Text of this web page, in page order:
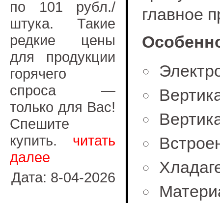
по 101 рубл./
штука. Такие
редкие цены
для продукции
горячего
спроса —
только для Вас!
Спешите
купить. читать
далее
Дата: 8-04-2026
главное